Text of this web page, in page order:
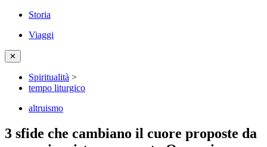
Storia
Viaggi
✕
Spiritualità >
tempo liturgico
altruismo
3 sfide che cambiano il cuore proposte da